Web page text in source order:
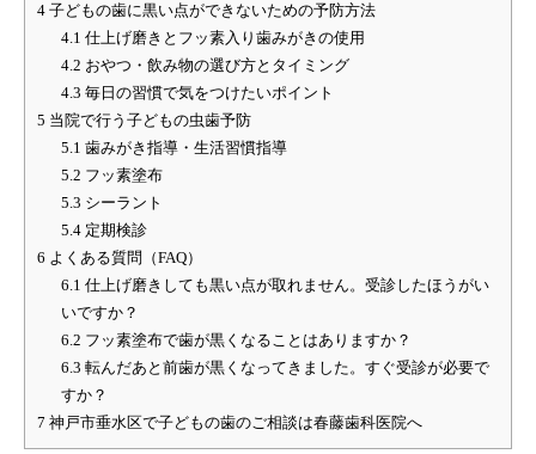
4 子どもの歯に黒い点ができないための予防方法
4.1 仕上げ磨きとフッ素入り歯みがきの使用
4.2 おやつ・飲み物の選び方とタイミング
4.3 毎日の習慣で気をつけたいポイント
5 当院で行う子どもの虫歯予防
5.1 歯みがき指導・生活習慣指導
5.2 フッ素塗布
5.3 シーラント
5.4定期検診
6 よくある質問（FAQ）
6.1 仕上げ磨きしても黒い点が取れません。受診したほうがい
いですか？
6.2 フッ素塗布で歯が黒くなることはありますか？
6.3 転んだあと前歯が黒くなってきました。すぐ受診が必要で
すか？
7 神戸市垂水区で子どもの歯のご相談は春藤歯科医院へ